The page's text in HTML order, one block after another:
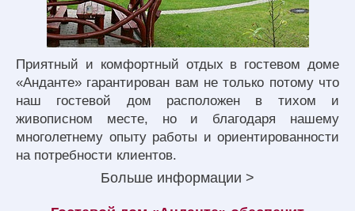
Приятный и комфортный отдых в гостевом доме
«Анданте» гарантирован вам не только потому что
наш гостевой дом расположен в тихом и
живописном месте, но и благодаря нашему
многолетнему опыту работы и ориентированности
на потребности клиентов.
Больше информации >